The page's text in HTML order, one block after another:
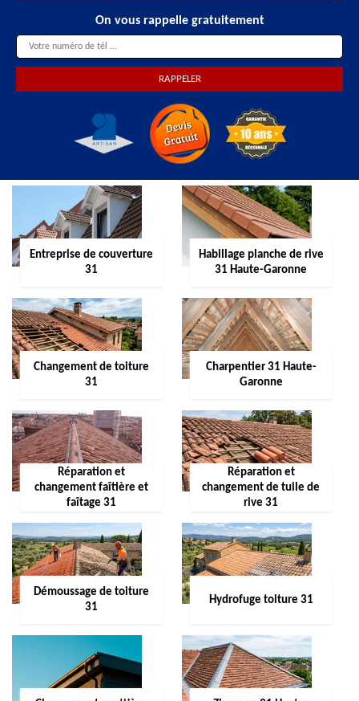
On vous rappelle gratuitement
Entreprise de couverture
31
Habillage planche de rive
31 Haute-Garonne
Changement de toiture
31
Charpentier 31 Haute-
Garonne
Réparation et
changement faîtière et
faîtage 31
Réparation et
changement de tuile de
rive 31
Démoussage de toiture
31
Hydrofuge toiture 31